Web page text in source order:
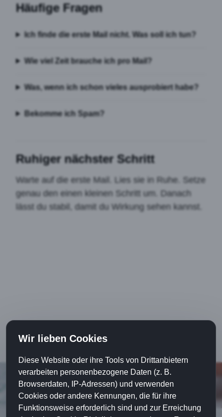
Häufige Fragen
Ich finde die erste Mail nicht. Was soll ich tun?
Wie viel Zeit brauche ich pro Mail?
Was, wenn ich schon vieles ausprobiert habe?
Bekomme ich Spam?
Ruhiger nächster Schritt
Warte auf die erste Mail. Lies sie in Ruhe. Setze
genau den einen kleinen Schritt um. Danach
lässt du stabil, damit du Wirkung sehen kannst.
Wir lieben Cookies
Diese Website oder ihre Tools von Drittanbietern
verarbeiten personenbezogene Daten (z. B.
Browserdaten, IP-Adressen) und verwenden
Cookies oder andere Kennungen, die für ihre
Funktionsweise erforderlich sind und zur Erreichung